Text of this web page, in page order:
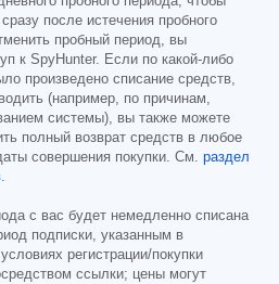
после истечения пробного
пробный период, вы
к SpyHunter. Если по какой-либо
произведено списание средств,
(например, по причинам,
системы), вы также можете
полный возврат средств в любое
совершения покупки. См. раздел
.
с вас будет немедленно списана
подписки, указанным в
регистрации/покупки
ссылки; цены могут